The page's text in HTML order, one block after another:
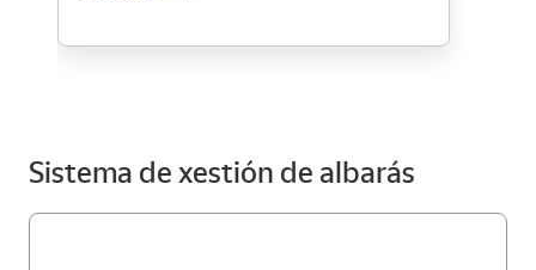
Sistema de xestión de albarás